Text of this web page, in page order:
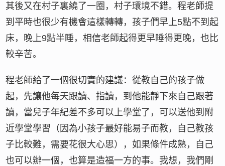
其後又在村子裏繞了一圈，村子環境不錯。程老師提
到平時也很少有機會這樣轉轉，孩子們早上5點不到起
床，晚上9點半睡，相信老師起得更早睡得更晚，也比
較辛苦。
程老師給了一個很切實的建議：從教自己的孩子做
起，先讓他每天跟讀、指讀，到他能靜下來自己跟著
讀，當兒子年紀差不多可以上學堂了，可以送他到附
近學堂學習（因為小孩子最好能易子而教，自己教孩
子比較難，需要花很大心思），如果條件成熟，自己
也可以辦一個，也算是造福一方的事。我想，我們剛